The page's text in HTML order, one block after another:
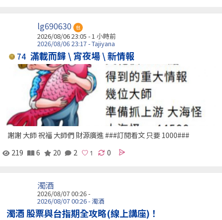
lg690630 包
2026/08/06 23:05 -1 小時前
2026/08/06 23:17 - Tajiyana
74 滿載而歸 \ 宵夜場 \ 新情報
謝謝 大師 祝福 大師們 財源廣進 ###訂閱看文 只要 1000###
219
6 20 2 0
濁酒
2026/08/07 00:26 -
2026/08/07 00:26 - 濁酒
濁酒 股票與台指期全攻略(線上講座)！